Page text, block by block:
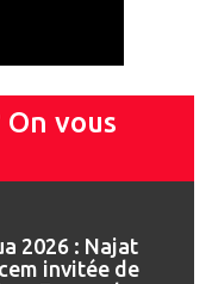
On vous
2026 : Najat
invitée de